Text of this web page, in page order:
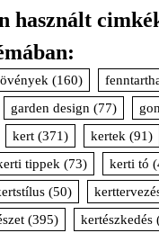
használt
(160)
garden design (77)
kert (371) kertek (91)
tippek (73) kerti tó
(50)
(395) kertészkedés